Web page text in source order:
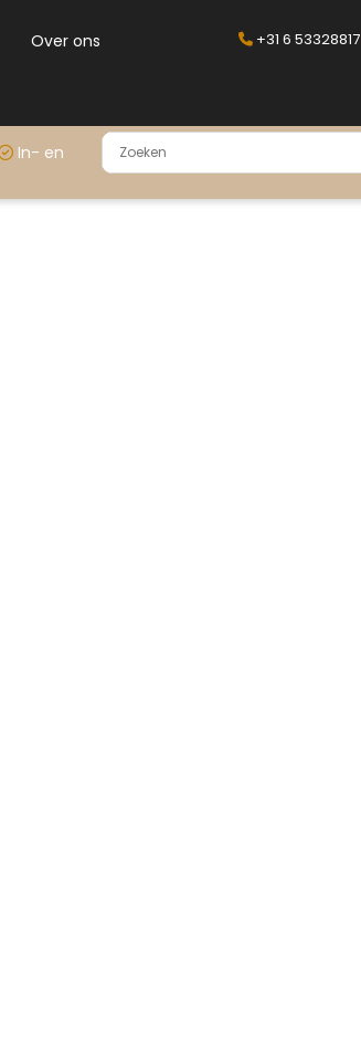
Over ons
+31 6 53328817
In- en